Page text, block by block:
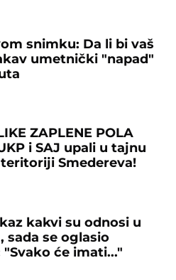
snimku: Da li bi vaš
umetnički "napad"
ZAPLENE POLA
i SAJ upali u tajnu
Smedereva!
kakvi su odnosi u
sada se oglasio
će imati..."